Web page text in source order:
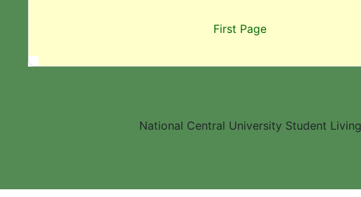
First Page
National Central University Student